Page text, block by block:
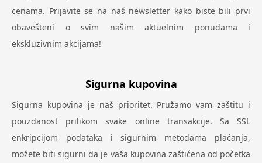
cenama. Prijavite se na naš newsletter kako biste bili prvi
obavešteni o svim našim aktuelnim ponudama i
ekskluzivnim akcijama!
Sigurna kupovina
Sigurna kupovina je naš prioritet. Pružamo vam zaštitu i
pouzdanost prilikom svake online transakcije. Sa SSL
enkripcijom podataka i sigurnim metodama plaćanja,
možete biti sigurni da je vaša kupovina zaštićena od početka